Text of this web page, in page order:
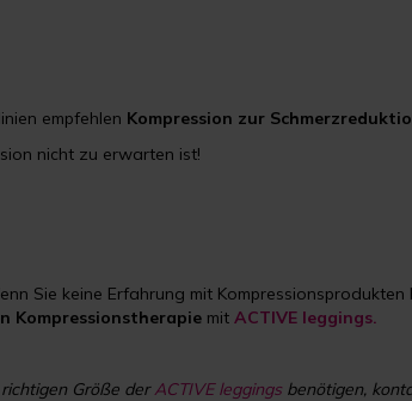
empfehlen Kompression zur
nicht zu erwarten ist!
Sie keine Erfahrung mit Kompressionsprodukten
Kompressionstherapie mit ACTIVE leggings.
Größe derACTIVE leggingsbenötigen,